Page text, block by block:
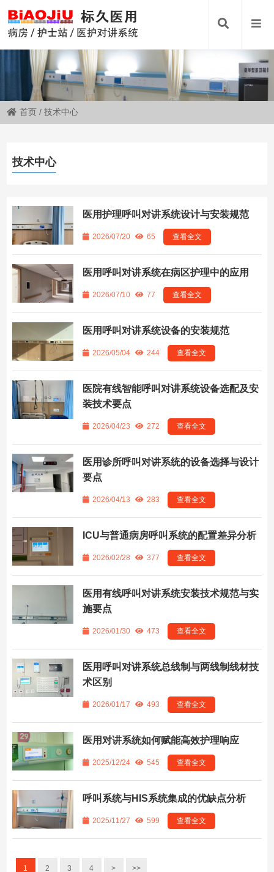
首页 /技术中心
技术中心
医用护理呼叫对讲系统设计与安装规范
2026/07/20 65 查看全文
医用呼叫对讲系统在病区护理中的应用
2026/07/10 77 查看全文
医用呼叫对讲系统设备的安装规范
2026/05/04 244 查看全文
医院有线智能呼叫对讲系统设备选配及安
装技术要点
2026/04/23 272 查看全文
医用诊所呼叫对讲系统的设备选择与设计
要点
2026/04/13 283 查看全文
ICU与普通病房呼叫系统的配置差异分析
2026/02/28 377 查看全文
医用有线呼叫对讲系统安装技术规范与实
施要点
2026/01/30 473 查看全文
医用呼叫对讲系统总线制与两线制线材技
术区别
2026/01/17 493 查看全文
医用对讲系统如何赋能高效护理响应
2025/12/24 545 查看全文
呼叫系统与HIS系统集成的优缺点分析
2025/11/27 599 查看全文
1 2 3 4 > >>